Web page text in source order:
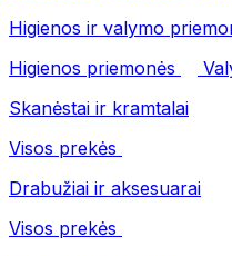
Higienos ir valymo
Higienos priemonės
Skanėstai ir kramtalai
Visos prekės
Drabužiai ir aksesuarai
Visos prekės